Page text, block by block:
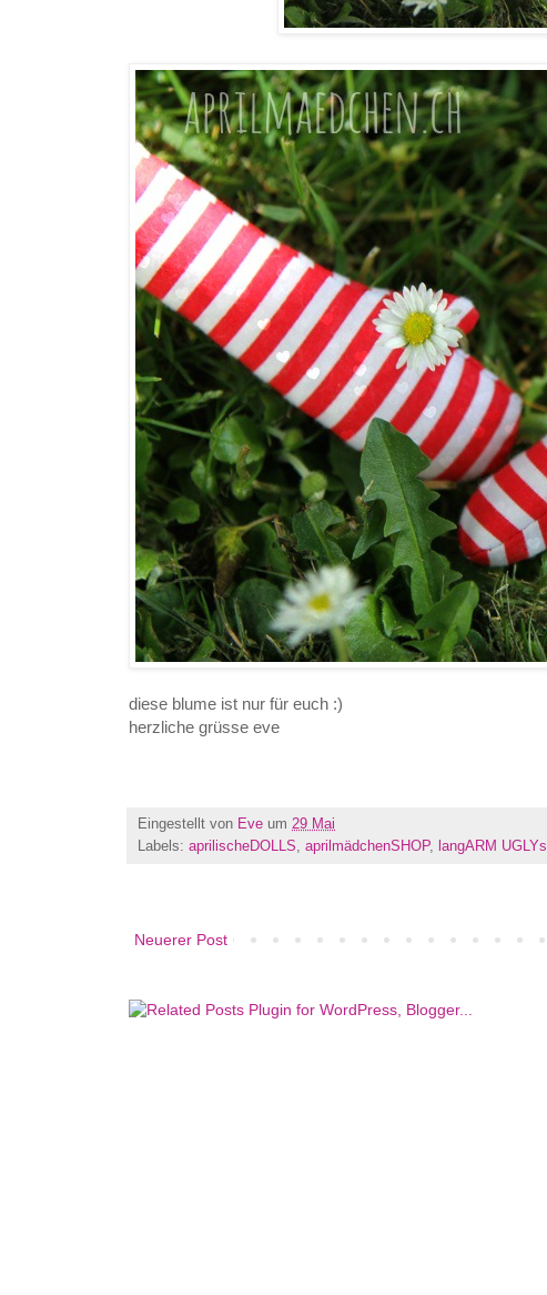
diese blume ist nur für euch :)
herzliche grüsse eve
Eingestellt von Eve um 29 Mai
Labels: aprilischeDOLLS, aprilmädchenSHOP, langARM UGLYs
Neuerer Post